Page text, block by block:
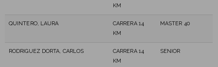
KM
QUINTERO, LAURA
CARRERA 14
KM
MASTER 40
RODRIGUEZ DORTA, CARLOS
CARRERA 14
KM
SENIOR